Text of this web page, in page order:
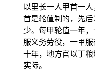
以里长一人甲首一
首是轮值制的，先
少。每甲轮值一年
服义务劳役，一甲
十年，地方官以丁
实际。